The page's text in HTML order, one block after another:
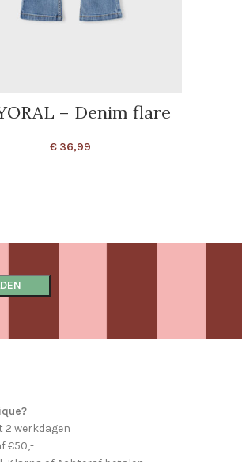
– Denim flare
€36,99
2 werkdagen
€50,-